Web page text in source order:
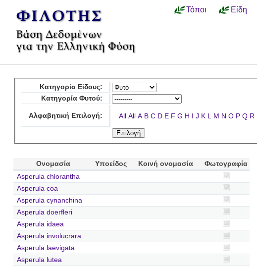
Τόποι Είδη
Κατηγορία Είδους:
Κατηγορία Φυτού:
Αλφαβητική Επιλογή: All All A B C D E F G H I J K L M N O P Q R
Ονομασία Υποείδος Κοινή ονομασία
Φωτογραφία
Asperula chlorantha
Asperula coa
Asperula cynanchina
Asperula doerfleri
Asperula idaea
Asperula involucrara
Asperula laevigata
Asperula lutea